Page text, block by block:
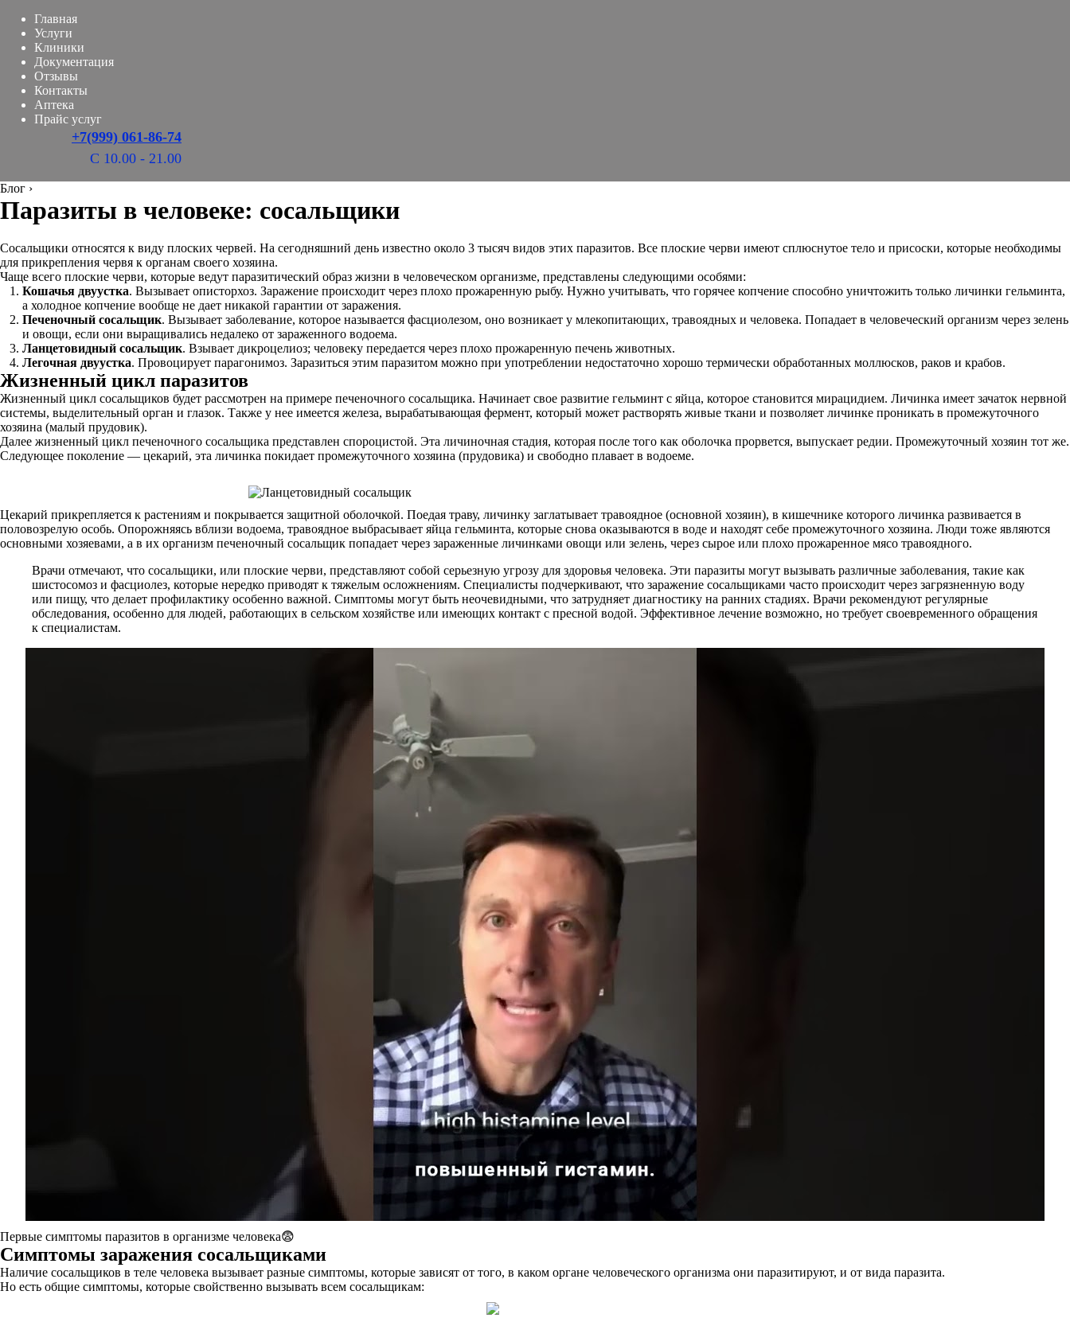
Главная
Услуги
Клиники
Документация
Отзывы
Контакты
Аптека
Прайс услуг
+7(999) 061-86-74
С 10.00 - 21.00
Блог ›
Паразиты в человеке: сосальщики
Сосальщики относятся к виду плоских червей. На сегодняшний день известно около 3 тысяч видов этих паразитов. Все плоские черви имеют сплюснутое тело и присоски, которые необходимы
для прикрепления червя к органам своего хозяина.
Чаще всего плоские черви, которые ведут паразитический образ жизни в человеческом организме, представлены следующими особями:
Кошачья двуустка. Вызывает описторхоз. Заражение происходит через плохо прожаренную рыбу. Нужно учитывать, что горячее копчение способно уничтожить только личинки гельминта,
а холодное копчение вообще не дает никакой гарантии от заражения.
Печеночный сосальщик. Вызывает заболевание, которое называется фасциолезом, оно возникает у млекопитающих, травоядных и человека. Попадает в человеческий организм через зелень
и овощи, если они выращивались недалеко от зараженного водоема.
Ланцетовидный сосальщик. Взывает дикроцелиоз; человеку передается через плохо прожаренную печень животных.
Легочная двуустка. Провоцирует парагонимоз. Заразиться этим паразитом можно при употреблении недостаточно хорошо термически обработанных моллюсков, раков и крабов.
Жизненный цикл паразитов
Жизненный цикл сосальщиков будет рассмотрен на примере печеночного сосальщика. Начинает свое развитие гельминт с яйца, которое становится мирацидием. Личинка имеет зачаток нервной
системы, выделительный орган и глазок. Также у нее имеется железа, вырабатывающая фермент, который может растворять живые ткани и позволяет личинке проникать в промежуточного
хозяина (малый прудовик).
Далее жизненный цикл печеночного сосальщика представлен спороцистой. Эта личиночная стадия, которая после того как оболочка прорвется, выпускает редии. Промежуточный хозяин тот же.
Следующее поколение — цекарий, эта личинка покидает промежуточного хозяина (прудовика) и свободно плавает в водоеме.
Цекарий прикрепляется к растениям и покрывается защитной оболочкой. Поедая траву, личинку заглатывает травоядное (основной хозяин), в кишечнике которого личинка развивается в
половозрелую особь. Опорожняясь вблизи водоема, травоядное выбрасывает яйца гельминта, которые снова оказываются в воде и находят себе промежуточного хозяина. Люди тоже являются
основными хозяевами, а в их организм печеночный сосальщик попадает через зараженные личинками овощи или зелень, через сырое или плохо прожаренное мясо травоядного.
Врачи отмечают, что сосальщики, или плоские черви, представляют собой серьезную угрозу для здоровья человека. Эти паразиты могут вызывать различные заболевания, такие как
шистосомоз и фасциолез, которые нередко приводят к тяжелым осложнениям. Специалисты подчеркивают, что заражение сосальщиками часто происходит через загрязненную воду
или пищу, что делает профилактику особенно важной. Симптомы могут быть неочевидными, что затрудняет диагностику на ранних стадиях. Врачи рекомендуют регулярные
обследования, особенно для людей, работающих в сельском хозяйстве или имеющих контакт с пресной водой. Эффективное лечение возможно, но требует своевременного обращения
к специалистам.
Первые симптомы паразитов в организме человека😨
Симптомы заражения сосальщиками
Наличие сосальщиков в теле человека вызывает разные симптомы, которые зависят от того, в каком органе человеческого организма они паразитируют, и от вида паразита.
Но есть общие симптомы, которые свойственно вызывать всем сосальщикам: